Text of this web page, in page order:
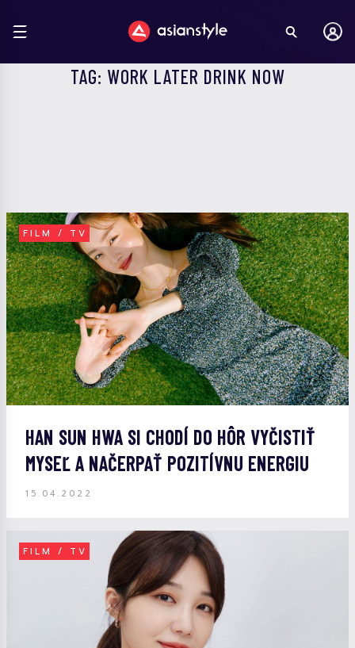
TAG: WORK LATER DRINK NOW
FILM / TV
HAN SUN HWA SI CHODÍ DO HÔR VYČISTIŤ
MYSEĽ A NAČERPAŤ POZITÍVNU ENERGIU
15.04.2022
FILM / TV